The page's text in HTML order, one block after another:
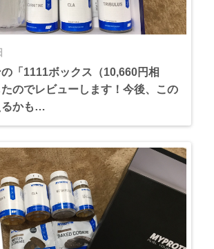
「1111ボックス（10,660円相
のでレビューします！今後、この
るかも…